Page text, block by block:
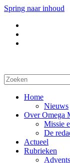
Spring naar inhoud
Home
Nieuws
Over Omega
Missie
De
Actueel
Rubrieken